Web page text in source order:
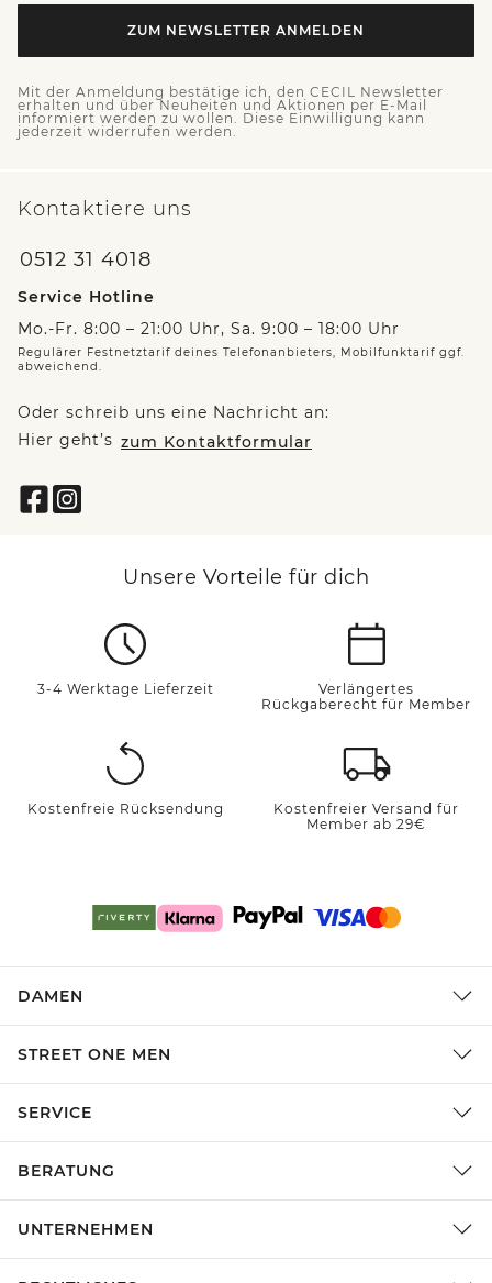
ZUM NEWSLETTER ANMELDEN
Mit der Anmeldung bestätige ich, den CECIL Newsletter
erhalten und über Neuheiten und Aktionen per E-Mail
informiert werden zu wollen. Diese Einwilligung kann
jederzeit widerrufen werden.
Kontaktiere uns
0512 31 4018
Service Hotline
Mo.-Fr. 8:00 – 21:00 Uhr, Sa. 9:00 – 18:00 Uhr
Regulärer Festnetztarif deines Telefonanbieters, Mobilfunktarif ggf.
abweichend.
Oder schreib uns eine Nachricht an:
Hier geht’s zum Kontaktformular
Unsere Vorteile für dich
3-4 Werktage Lieferzeit
Verlängertes
Rückgaberecht für Member
Kostenfreie Rücksendung
Kostenfreier Versand für
Member ab 29€
DAMEN
STREET ONE MEN
SERVICE
BERATUNG
UNTERNEHMEN